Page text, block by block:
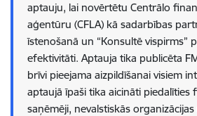
aptauju, lai novērtētu Centrālo
aģentūru (CFLA) kā sadarbības
īstenošanā un “Konsultē vispirms”
efektivitāti. Aptauja tika publicēta
brīvi pieejama aizpildīšanai visiem
aptaujā īpaši tika aicināti piedalīties
saņēmēji, nevalstiskās organizācijas